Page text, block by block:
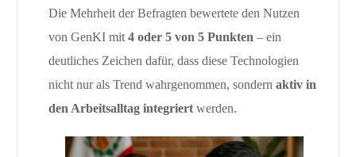
Die Mehrheit der Befragten bewertete den Nutzen
von GenKI mit 4 oder 5 von 5 Punkten – ein
deutliches Zeichen dafür, dass diese Technologien
nicht nur als Trend wahrgenommen, sondern aktiv in
den Arbeitsalltag integriertwerden.